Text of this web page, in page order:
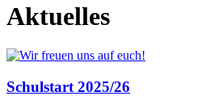
Aktuelles
Schulstart 2025/26